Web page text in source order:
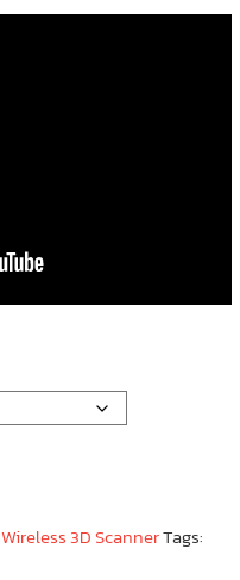
Wireless 3D ScannerTags: